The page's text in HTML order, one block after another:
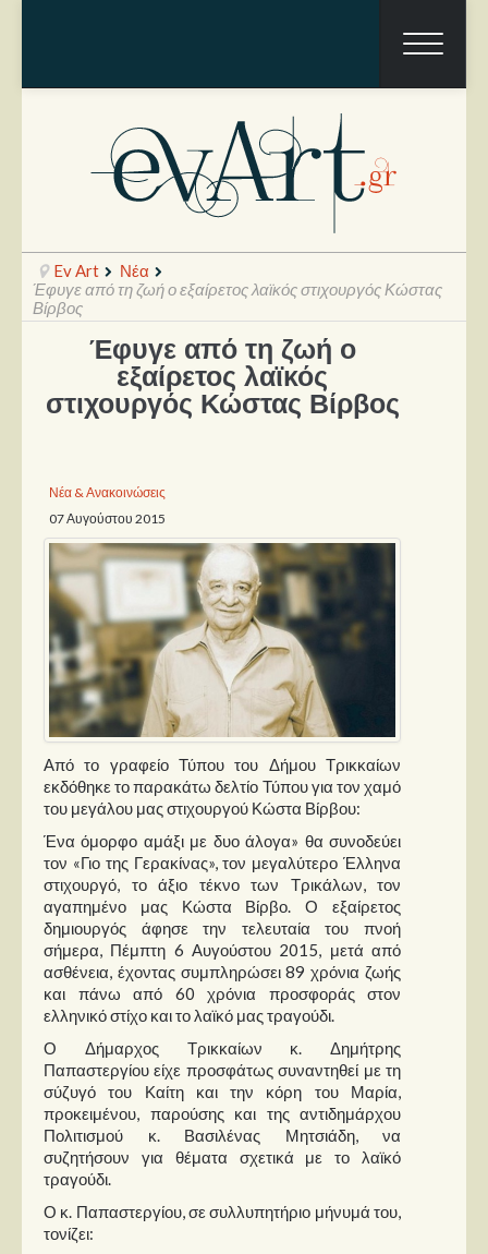
Ραπόρτο
Live & Συναυλίες
Παρουσιάσεις
Δίσκοι
Σειρές
Ταινίες
Βιβλία
Video News
Καλλιτέχνες
Μουσικοί
Διάφοροι
Εκτός Συνόρων
Νέα
Στήλες
Small Talk
Blog
Ev Art
Νέα
Έφυγε από τη ζωή ο εξαίρετος λαϊκός στιχουργός Κώστας
Βίρβος
Έφυγε από τη ζωή ο
εξαίρετος λαϊκός
στιχουργός Κώστας Βίρβος
Νέα & Ανακοινώσεις
07 Αυγούστου 2015
Από το γραφείο Τύπου του Δήμου Τρικκαίων
εκδόθηκε το παρακάτω δελτίο Τύπου για τον χαμό
του μεγάλου μας στιχουργού Κώστα Βίρβου:
Ένα όμορφο αμάξι με δυο άλογα» θα συνοδεύει
τον «Γιο της Γερακίνας», τον μεγαλύτερο Έλληνα
στιχουργό, το άξιο τέκνο των Τρικάλων, τον
αγαπημένο μας Κώστα Βίρβο. Ο εξαίρετος
δημιουργός άφησε την τελευταία του πνοή
σήμερα, Πέμπτη 6 Αυγούστου 2015, μετά από
ασθένεια, έχοντας συμπληρώσει 89 χρόνια ζωής
και πάνω από 60 χρόνια προσφοράς στον
ελληνικό στίχο και το λαϊκό μας τραγούδι.
Ο Δήμαρχος Τρικκαίων κ. Δημήτρης
Παπαστεργίου είχε προσφάτως συναντηθεί με τη
σύζυγό του Καίτη και την κόρη του Μαρία,
προκειμένου, παρούσης και της αντιδημάρχου
Πολιτισμού κ. Βασιλένας Μητσιάδη, να
συζητήσουν για θέματα σχετικά με το λαϊκό
τραγούδι.
Ο κ. Παπαστεργίου, σε συλλυπητήριο μήνυμά του,
τονίζει: